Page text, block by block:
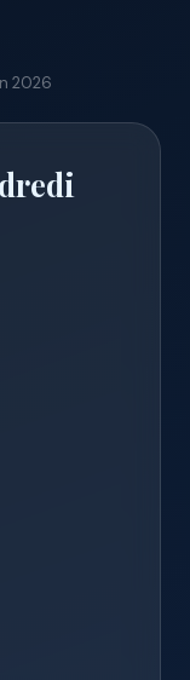
2026